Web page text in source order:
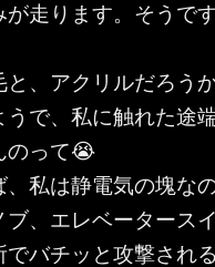
が走ります。そうで
と、アクリルだろう
で、私に触れた途
のって😭
私は静電気の塊な
ブ、エレベータース
バチッと攻撃される